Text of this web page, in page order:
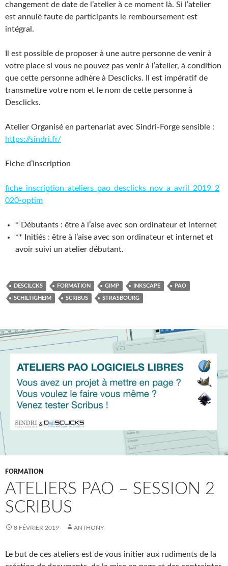
changement de date de l’atelier à ce moment là. Si l’atelier
est annulé faute de participants le remboursement est
intégral.
Il est possible de proposer à une autre personne de venir à
votre place si vous ne pouvez pas venir à l’atelier, à condition
que cette personne adhère à Desclicks. Il est impératif de
transmettre votre nom et le nom de cette personne à
Desclicks.
Atelier Organisé en partenariat avec Sindri-Forge sensible :
https://sindri.fr/
Fiche d’Inscription
fiche_inscription_ateliers_pao_desclicks_nov_a_avril_2019_2
020-optim
* Débutants : être à l’aise avec son ordinateur et internet
** Initiés : être à l’aise avec son ordinateur et internet et
avoir suivi un atelier débutant.
DESCILCKS FORMATION GIMP INKSCAPE PAO
SCHILTIGHEIM SCRIBUS STRASBOURG
FORMATION
ATELIERS PAO – SESSION 2
SCRIBUS
8 FÉVRIER 2019 ANTHONY
Le but de ces ateliers est de vous initier aux rudiments de la